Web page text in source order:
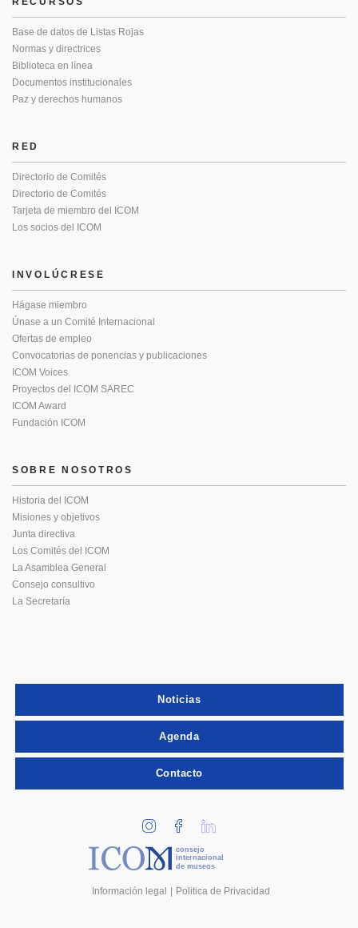
Base de datos de Listas Rojas
Normas y directrices
Biblioteca en línea
Documentos institucionales
Paz y derechos humanos
RED
Directorio de Comités
Directorio de Comités
Tarjeta de miembro del ICOM
Los socios del ICOM
INVOLÚCRESE
Hágase miembro
Únase a un Comité Internacional
Ofertas de empleo
Convocatorias de ponencias y publicaciones
ICOM Voices
Proyectos del ICOM SAREC
ICOM Award
Fundación ICOM
SOBRE NOSOTROS
Historia del ICOM
Misiones y objetivos
Junta directiva
Los Comités del ICOM
La Asamblea General
Consejo consultivo
La Secretaría
Noticias
Agenda
Contacto
consejo
internacional
de museos
Información legal Politica de Privacidad